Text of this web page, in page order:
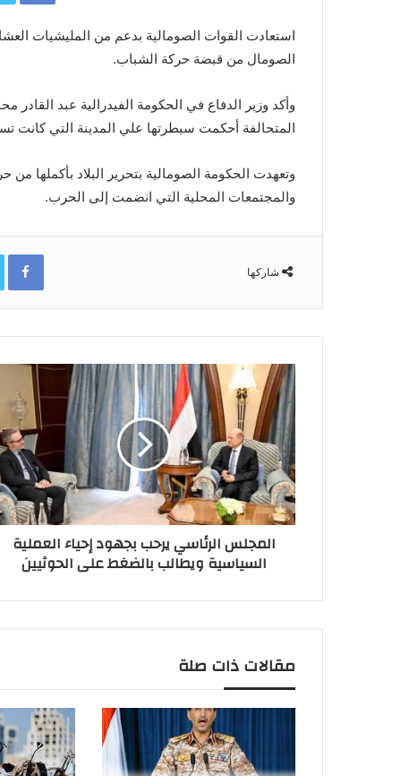
استعادت القوات الصومالية بدعم من المليشيات
الصومال من قبضة حركة الشباب.
وأكد وزير الدفاع في الحكومة الفيدرالية عبد القادر
المتحالفة أحكمت سيطرتها علي المدينة التي كانت
وتعهدت الحكومة الصومالية بتحرير البلاد بأكملها
والمجتمعات المحلية التي انضمت إلى الحرب.
شاركها
المجلس الرئاسي يرحب بجهود إحياء العملية
السياسية ويطالب بالضغط على الحوثيين
مقالات ذات صلة